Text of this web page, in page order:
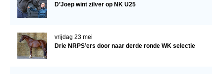
D’Joep wint zilver op NK U25
vrijdag 23 mei
Drie NRPS’ers door naar derde ronde WK selectie